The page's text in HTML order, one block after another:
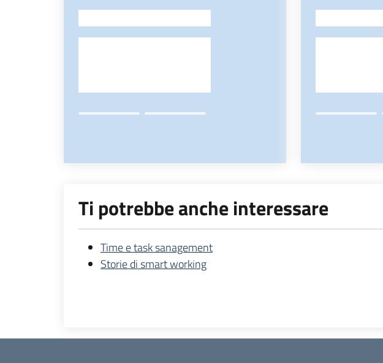
- -
Ti potrebbe anche interessare
Time e task sanagement
Storie di smart working